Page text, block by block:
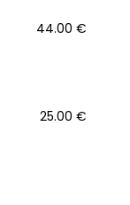
44.00 €
25.00 €